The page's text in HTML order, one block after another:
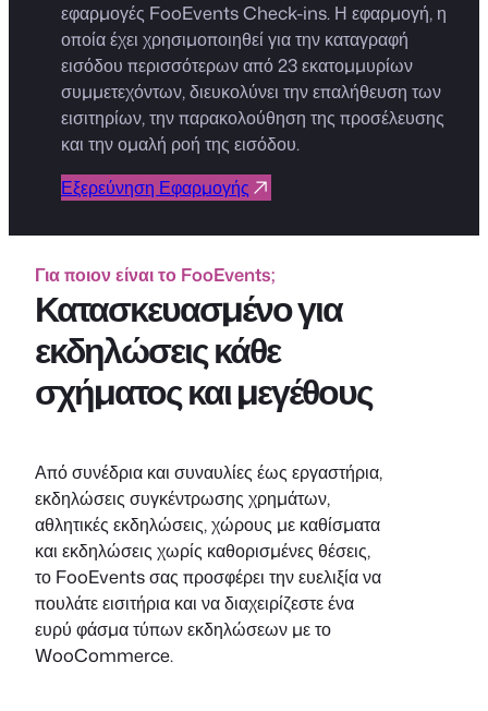
εφαρμογές FooEvents Check-ins. Η εφαρμογή, η
οποία έχει χρησιμοποιηθεί για την καταγραφή
εισόδου περισσότερων από 23 εκατομμυρίων
συμμετεχόντων, διευκολύνει την επαλήθευση των
εισιτηρίων, την παρακολούθηση της προσέλευσης
και την ομαλή ροή της εισόδου.
Εξερεύνηση Εφαρμογής
Για ποιον είναι το FooEvents;
Κατασκευασμένο για
εκδηλώσεις κάθε
σχήματος και μεγέθους
Από συνέδρια και συναυλίες έως εργαστήρια,
εκδηλώσεις συγκέντρωσης χρημάτων,
αθλητικές εκδηλώσεις, χώρους με καθίσματα
και εκδηλώσεις χωρίς καθορισμένες θέσεις,
το FooEvents σας προσφέρει την ευελιξία να
πουλάτε εισιτήρια και να διαχειρίζεστε ένα
ευρύ φάσμα τύπων εκδηλώσεων με το
WooCommerce.